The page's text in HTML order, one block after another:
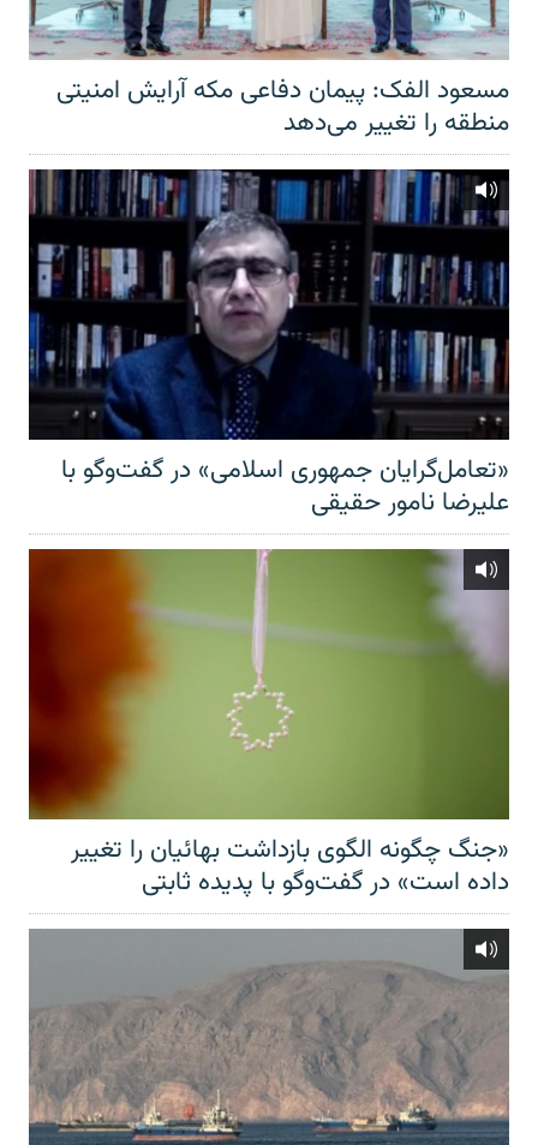
مسعود الفک: پیمان دفاعی مکه آرایش امنیتی
منطقه را تغییر می‌دهد
«تعامل‌گرایان جمهوری اسلامی» در گفت‌وگو با
علیرضا نامور حقیقی
«جنگ چگونه الگوی بازداشت بهائیان را تغییر
داده است» در گفت‌وگو با پدیده ثابتی